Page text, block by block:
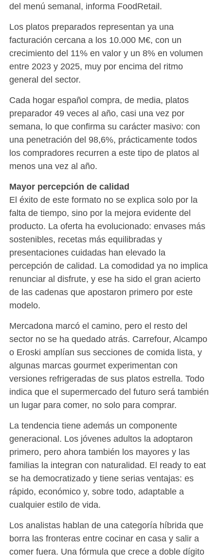
del menú semanal, informa FoodRetail.
Los platos preparados representan ya una
facturación cercana a los 10.000 M€, con un
crecimiento del 11% en valor y un 8% en volumen
entre 2023 y 2025, muy por encima del ritmo
general del sector.
Cada hogar español compra, de media, platos
preparador 49 veces al año, casi una vez por
semana, lo que confirma su carácter masivo: con
una penetración del 98,6%, prácticamente todos
los compradores recurren a este tipo de platos al
menos una vez al año.
Mayor percepción de calidad
El éxito de este formato no se explica solo por la
falta de tiempo, sino por la mejora evidente del
producto. La oferta ha evolucionado: envases más
sostenibles, recetas más equilibradas y
presentaciones cuidadas han elevado la
percepción de calidad. La comodidad ya no implica
renunciar al disfrute, y ese ha sido el gran acierto
de las cadenas que apostaron primero por este
modelo.
Mercadona marcó el camino, pero el resto del
sector no se ha quedado atrás. Carrefour, Alcampo
o Eroski amplían sus secciones de comida lista, y
algunas marcas gourmet experimentan con
versiones refrigeradas de sus platos estrella. Todo
indica que el supermercado del futuro será también
un lugar para comer, no solo para comprar.
La tendencia tiene además un componente
generacional. Los jóvenes adultos la adoptaron
primero, pero ahora también los mayores y las
familias la integran con naturalidad. El ready to eat
se ha democratizado y tiene serias ventajas: es
rápido, económico y, sobre todo, adaptable a
cualquier estilo de vida.
Los analistas hablan de una categoría híbrida que
borra las fronteras entre cocinar en casa y salir a
comer fuera. Una fórmula que crece a doble dígito